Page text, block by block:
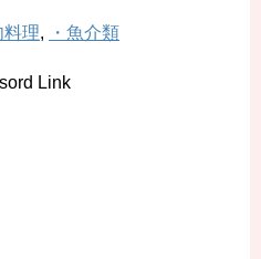
料理, ・魚介類
Link